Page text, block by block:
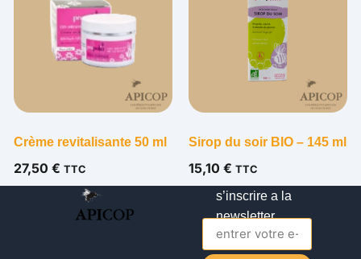
Crème revitalisante 50 ml
27,50 € TTC
Sirop du soir BIO – 145 ml
15,10 € TTC
s’inscrire a la
newsletter